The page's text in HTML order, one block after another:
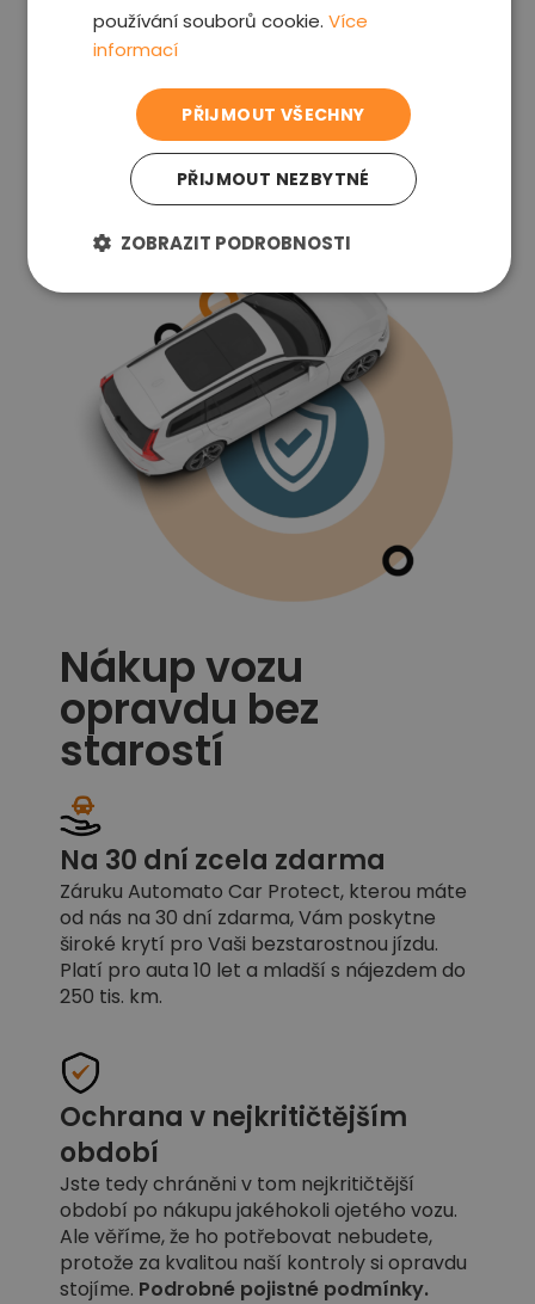
Cenu víte kompletně předem, platit můžete až
po prohlídce
Proč nám důvěřovat
Nákup vozu
opravdu bez
starostí
Na 30 dní zcela zdarma
Záruku Automato Car Protect, kterou máte
od nás na 30 dní zdarma, Vám poskytne
široké krytí pro Vaši bezstarostnou jízdu.
Platí pro auta 10 let a mladší s nájezdem do
250 tis. km.
Ochrana v nejkritičtějším
období
Jste tedy chráněni v tom nejkritičtější
období po nákupu jakéhokoli ojetého vozu.
Ale věříme, že ho potřebovat nebudete,
protože za kvalitou naší kontroly si opravdu
stojíme. Podrobné pojistné podmínky.
používání souborů cookie. Více
informací
PŘIJMOUT VŠECHNY
PŘIJMOUT NEZBYTNÉ
ZOBRAZIT PODROBNOSTI